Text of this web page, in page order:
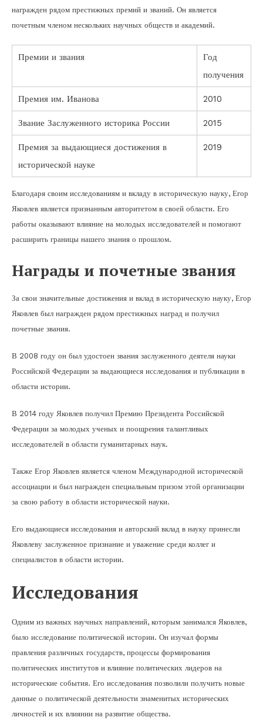
награжден рядом престижных премий и званий. Он является
почетным членом нескольких научных обществ и академий.
Премии и звания
Год
получения
Премия им. Иванова 2010
Звание Заслуженного историка России 2015
Премия за выдающиеся достижения в
исторической науке
2019
Благодаря своим исследованиям и вкладу в историческую науку, Егор
Яковлев является признанным авторитетом в своей области. Его
работы оказывают влияние на молодых исследователей и помогают
расширить границы нашего знания о прошлом.
Награды и почетные звания
За свои значительные достижения и вклад в историческую науку, Егор
Яковлев был награжден рядом престижных наград и получил
почетные звания.
В 2008 году он был удостоен звания заслуженного деятеля науки
Российской Федерации за выдающиеся исследования и публикации в
области истории.
В 2014 году Яковлев получил Премию Президента Российской
Федерации за молодых ученых и поощрения талантливых
исследователей в области гуманитарных наук.
Также Егор Яковлев является членом Международной исторической
ассоциации и был награжден специальным призом этой организации
за свою работу в области исторической науки.
Его выдающиеся исследования и авторский вклад в науку принесли
Яковлеву заслуженное признание и уважение среди коллег и
специалистов в области истории.
Исследования
Одним из важных научных направлений, которым занимался Яковлев,
было исследование политической истории. Он изучал формы
правления различных государств, процессы формирования
политических институтов и влияние политических лидеров на
исторические события. Его исследования позволили получить новые
данные о политической деятельности знаменитых исторических
личностей и их влиянии на развитие общества.